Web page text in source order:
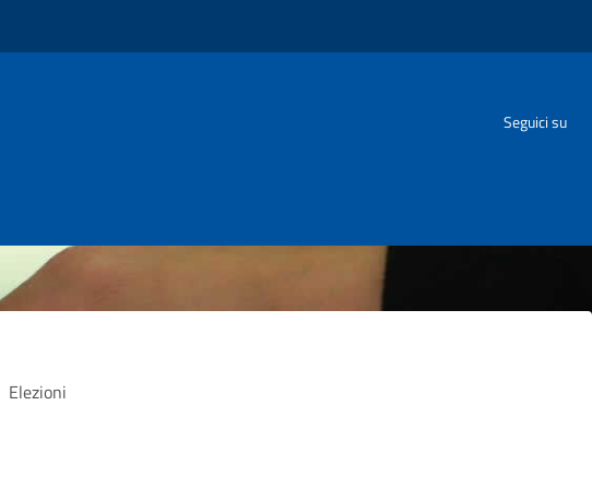
Seguici su
Elezioni